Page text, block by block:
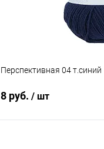
Перспективная 04 т.синий
8 руб. / шт